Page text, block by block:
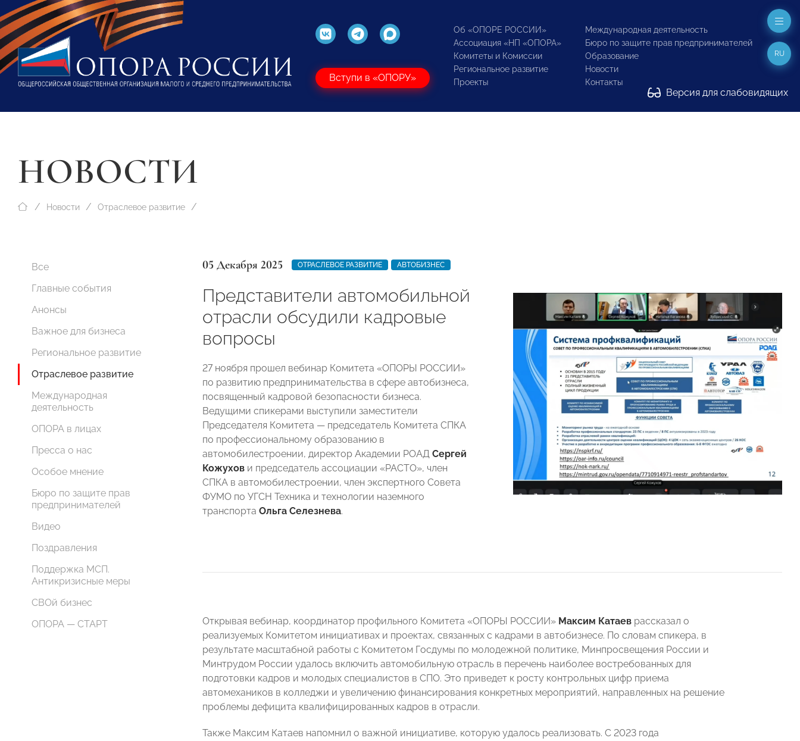
Вступи в «ОПОРУ»
Об «ОПОРЕ РОССИИ»
Ассоциация «НП «ОПОРА»
Комитеты и Комиссии
Региональное развитие
Проекты
Международная деятельность
Бюро по защите прав предпринимателей
Образование
Новости
Контакты
Версия для слабовидящих
RU
НОВОСТИ
Новости Отраслевое развитие
Все
Главные события
Анонсы
Важное для бизнеса
Региональное развитие
Отраслевое развитие
Международная
деятельность
ОПОРА в лицах
Пресса о нас
Особое мнение
Бюро по защите прав
предпринимателей
Видео
Поздравления
Поддержка МСП.
Антикризисные меры
СВОй бизнес
ОПОРА — СТАРТ
05 Декабря 2025 ОТРАСЛЕВОЕ РАЗВИТИЕ АВТОБИЗНЕС
Представители автомобильной
отрасли обсудили кадровые
вопросы
27 ноября прошел вебинар Комитета «ОПОРЫ РОССИИ»
по развитию предпринимательства в сфере автобизнеса,
посвященный кадровой безопасности бизнеса.
Ведущими спикерами выступили заместители
Председателя Комитета — председатель Комитета СПКА
по профессиональному образованию в
автомобилестроении, директор Академии РОАД Сергей
Кожухов и председатель ассоциации «РАСТО», член
СПКА в автомобилестроении, член экспертного Совета
ФУМО по УГСН Техника и технологии наземного
транспорта Ольга Селезнева.
Открывая вебинар, координатор профильного Комитета «ОПОРЫ РОССИИ» Максим Катаев рассказал о
реализуемых Комитетом инициативах и проектах, связанных с кадрами в автобизнесе. По словам спикера, в
результате масштабной работы с Комитетом Госдумы по молодежной политике, Минпросвещения России и
Минтрудом России удалось включить автомобильную отрасль в перечень наиболее востребованных для
подготовки кадров и молодых специалистов в СПО. Это приведет к росту контрольных цифр приема
автомехаников в колледжи и увеличению финансирования конкретных мероприятий, направленных на решение
проблемы дефицита квалифицированных кадров в отрасли.
Также Максим Катаев напомнил о важной инициативе, которую удалось реализовать. С 2023 года